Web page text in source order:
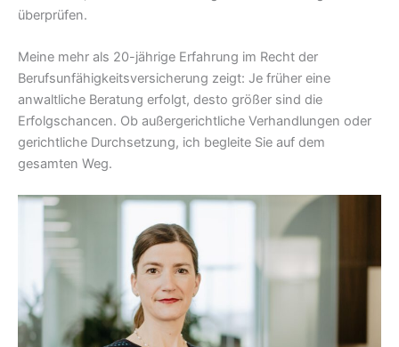
überprüfen.
Meine mehr als 20-jährige Erfahrung im Recht der
Berufsunfähigkeitsversicherung zeigt: Je früher eine
anwaltliche Beratung erfolgt, desto größer sind die
Erfolgschancen. Ob außergerichtliche Verhandlungen oder
gerichtliche Durchsetzung, ich begleite Sie auf dem
gesamten Weg.